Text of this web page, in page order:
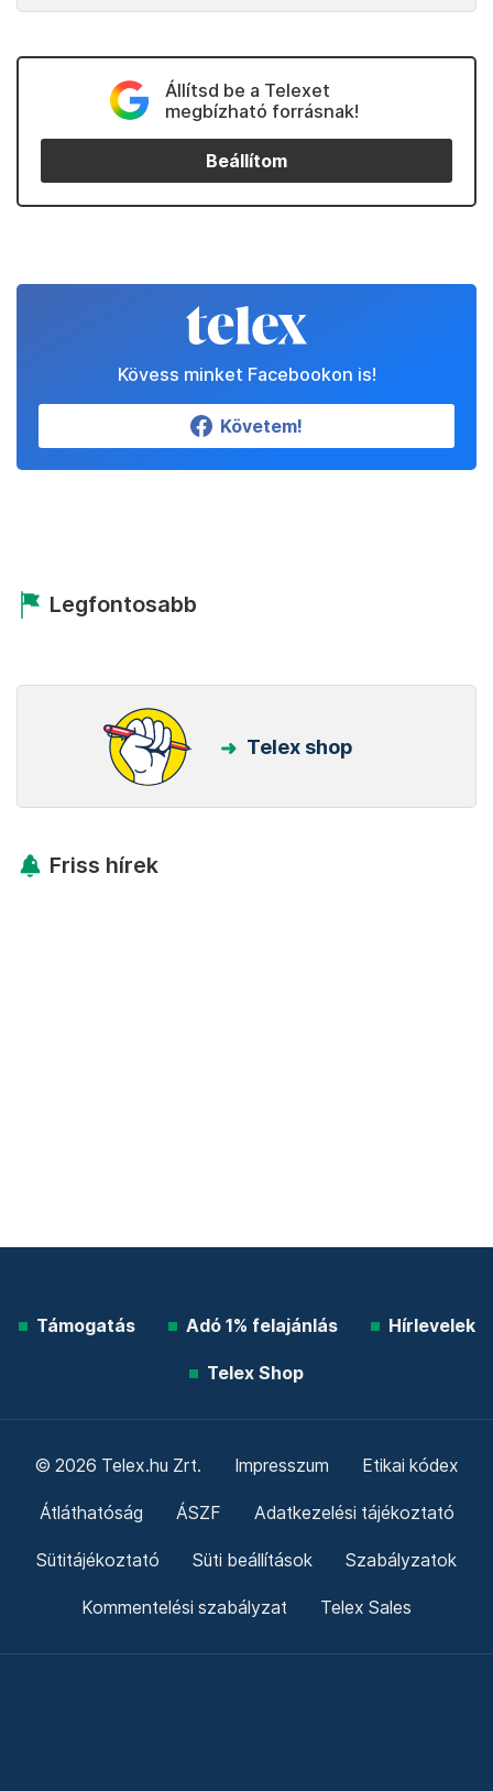
Állítsd be a Telexet
megbízható forrásnak!
Beállítom
Kövess minket Facebookon is!
Követem!
Legfontosabb
Telex shop
Friss hírek
Támogatás Adó 1% felajánlás Hírlevelek
Telex Shop
© 2026 Telex.hu Zrt. Impresszum Etikai kódex
Átláthatóság ÁSZF Adatkezelési tájékoztató
Sütitájékoztató Süti beállítások Szabályzatok
Kommentelési szabályzat Telex Sales